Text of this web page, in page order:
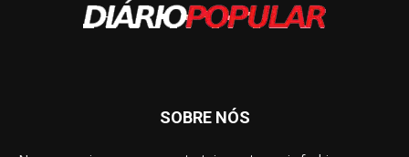
SOBRE NÓS